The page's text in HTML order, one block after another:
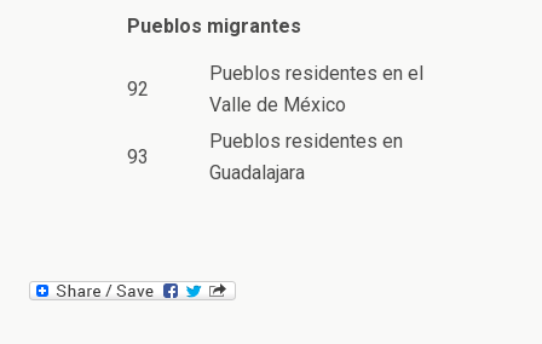
Pueblos migrantes
92
Pueblos residentes en el
Valle de México
93
Pueblos residentes en
Guadalajara